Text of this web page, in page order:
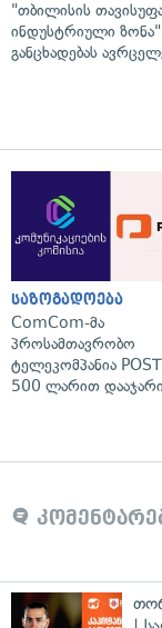
"თბილისის
ინდუსტრიული ზონა"
განცხადებას
საზოგადოება
ComCom-მა
პროსამთავრობო
ტელეკომპანია
500 ლარით